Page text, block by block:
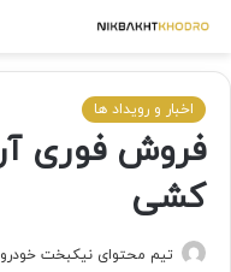
اخبار و رویداد ها
کشی
تیم محتوای نیکبخت خودرو